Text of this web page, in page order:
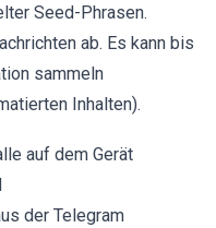
Seed-Phrasen.
ab. Es kann bis
sammeln
Inhalten).
auf dem Gerät
der Telegram